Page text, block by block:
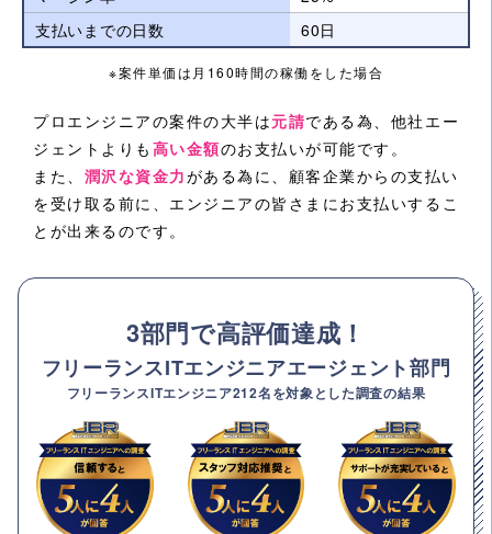
支払いまでの日数
60日
※案件単価は月160時間の稼働をした場合
プロエンジニアの案件の大半は元請である為、他社エー
ジェントよりも 高い金額のお支払いが可能です。
また、 潤沢な資金力がある為に、顧客企業からの支払い
を受け取る前に、エンジニアの皆さまにお支払いするこ
とが出来るのです。
3部門で高評価達成！
フリーランスITエンジニアエージェント部門
フリーランスITエンジニア212名を対象とした調査の結果